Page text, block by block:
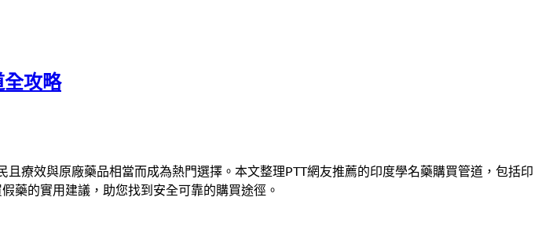
全攻略
療效與原廠藥品相當而成為熱門選擇。本文整理PTT網友推薦的印度學名藥購買管道，包括印
藥的實用建議，助您找到安全可靠的購買途徑。